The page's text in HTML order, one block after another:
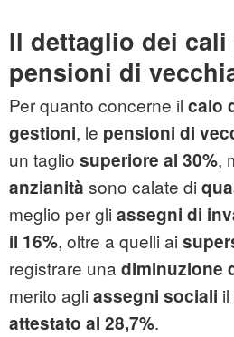
Il dettaglio dei cali
pensioni di
Per quanto concerne il calo
gestioni, le pensioni di
un taglio superiore al 30%,
anzianità sono calate di
meglio per gli assegni di
il 16%, oltre a quelli ai
registrare una diminuzione
merito agli assegni sociali
attestato al 28,7%.